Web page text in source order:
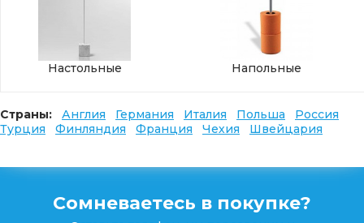
Настольные Напольные
Страны: Англия Германия Италия Польша
Россия
Турция
Финляндия Франция Чехия Швейцария
Сомневаетесь в покупке?